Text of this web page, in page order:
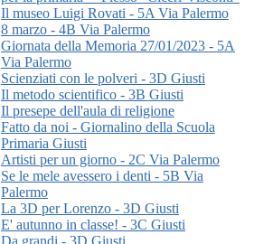
Il museo Luigi Rovati - 5A Via Palermo
8 marzo - 4B Via Palermo
Giornata della Memoria 27/01/2023 - 5A
Via Palermo
Scienziati con le polveri - 3D Giusti
Il metodo scientifico - 3B Giusti
Il presepe dell'aula di religione
Fatto da noi - Giornalino della Scuola
Primaria Giusti
Artisti per un giorno - 2C Via Palermo
Se le mele avessero i denti - 5B Via
Palermo
La 3D per Lorenzo - 3D Giusti
E' autunno in classe! - 3C Giusti